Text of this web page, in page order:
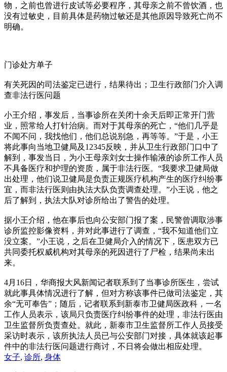
物，之前也曾进行皮试等必要程序，其母亲之前不曾饮酒，也
没有过敏史，目前具体是药物过敏还是其他原因导致死亡尚不
明确。
门诊处方单子
有关死因的司法鉴定已进行，结果待出；卫生行政部门介入调
查非法行医问题
小王介绍，事发后，当事诊所在关闭十余天后即正常开门营
业，照常给人打针治病。而对于其母亲的死亡，“他们几乎是
不闻不问，我找他们，他们总说别急，再等等。”于是，小王
将此事向当地卫健局及12345反映，并从卫生行政部门口中了
解到，事发当日，为小王母亲刘女士操作输液的诊所工作人员
不具备医疗和护理的资质，属于非法行医。“我要求卫健局做
出处理，他们说卫健局是负责正规医疗机构产生的医疗纠纷事
宜，而非法行医则由执法大队负责调查处理。”小王说，他之
后了解到，执法大队对诊所给出了警告的处理。
据小王介绍，他在事后也向公安部门报了案，民警曾调取涉事
诊所监控影像资料，并对此事进行了调查，“我不知道他们立
没立案。”小王说，之后在卫健局介入的情况下，医患双方已
共同委托权威机构对其母亲的死因进行了尸检，结果尚未出
来。
4月16日，华商报大风新闻记者联系到了当事诊所医生，尝试
就此事具体情况进行了解，但对方称该事件已做司法鉴定，其
余“无可奉告”；随后，记者联系到新泰市卫健局医政科，一名
工作人员表示，该局只负责医疗纠纷事件的处理，非法行医由
卫生监督所负责查处。就此，新泰市卫生监督所工作人员接受
采访时表示，该所执法人员已与公安部门对接，具体就该起事
件中的非法行医问题进行商讨，不日将会做出相应处理。
女子, 诊所, 身体